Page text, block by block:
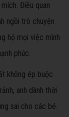
Điều quan
ngồi trò chuyện
hộ mọi việc mình
phúc.
không ép buộc
anh dành thời
sai cho các bé.